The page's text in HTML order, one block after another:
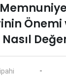
Önemi